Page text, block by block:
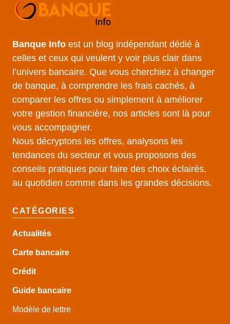
Banque Info est un blog indépendant dédié à
celles et ceux qui veulent y voir plus clair dans
l’univers bancaire. Que vous cherchiez à changer
de banque, à comprendre les frais cachés, à
comparer les offres ou simplement à améliorer
votre gestion financière, nos articles sont là pour
vous accompagner.
Nous décryptons les offres, analysons les
tendances du secteur et vous proposons des
conseils pratiques pour faire des choix éclairés,
au quotidien comme dans les grandes décisions.
CATÉGORIES
Actualités
Carte bancaire
Crédit
Guide bancaire
Modèle de lettre